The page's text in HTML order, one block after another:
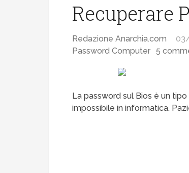
Recuperare
Redazione Anarchia.com
Password Computer 5
La password sul Bios è un
impossibile in informatica.